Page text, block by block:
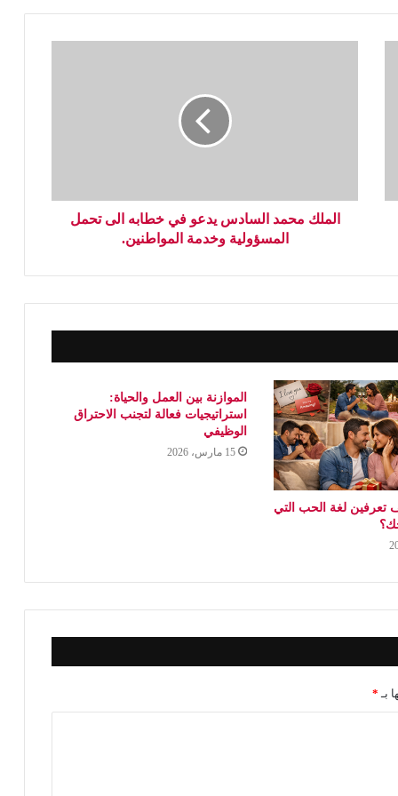
الملك محمد السادس يدعو في خطابه الى تحمل
المسؤولية وخدمة المواطنين.
تعرفين لغة الحب التي
الموازنة بين العمل والحياة:
استراتيجيات فعالة لتجنب الاحتراق
الوظيفي
15 مارس، 2026
بـ *